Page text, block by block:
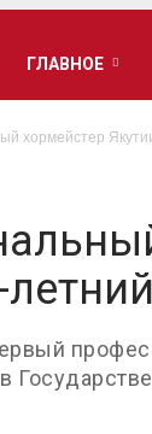
ГЛАВНОЕ
хормейстер